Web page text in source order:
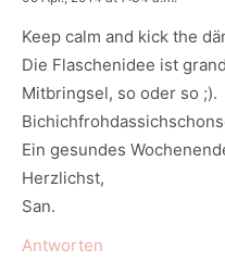
Keep calm and kick the
Die Flaschenidee ist
Mitbringsel, so oder so ;).
Ein gesundes
Herzlichst,
San.
Antworten